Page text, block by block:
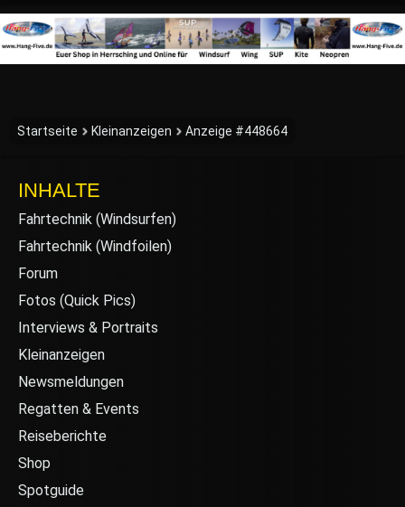
Startseite Kleinanzeigen Anzeige #448664
INHALTE
Fahrtechnik (Windsurfen)
Fahrtechnik (Windfoilen)
Forum
Fotos (Quick Pics)
Interviews & Portraits
Kleinanzeigen
Newsmeldungen
Regatten & Events
Reiseberichte
Shop
Spotguide